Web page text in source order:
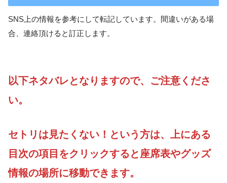
SNS上の情報を参考にして転記しています。間違いがある場
合、連絡頂けると訂正します。
以下ネタバレとなりますので、ご注意くださ
い。
セトリは見たくない！という方は、上にある
目次の項目をクリックすると座席表やグッズ
情報の場所に移動できます。